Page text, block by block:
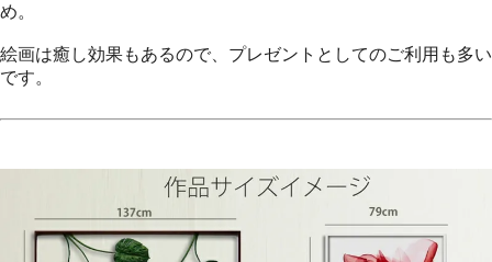
め。
絵画は癒し効果もあるので、プレゼントとしてのご利用も多い
です。